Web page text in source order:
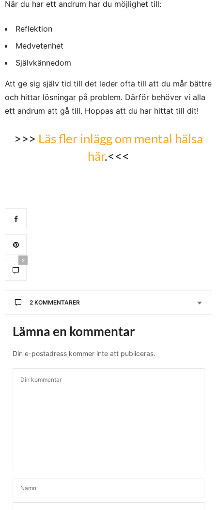
När du har ett andrum har du möjlighet till:
Reflektion
Medvetenhet
Självkännedom
Att ge sig själv tid till det leder ofta till att du mår bättre
och hittar lösningar på problem. Därför behöver vi alla
ett andrum att gå till. Hoppas att du har hittat till dit!
>>> Läs fler inlägg om mental hälsa
här.<<<
2
2 KOMMENTARER
Lämna en kommentar
Din e-postadress kommer inte att publiceras.